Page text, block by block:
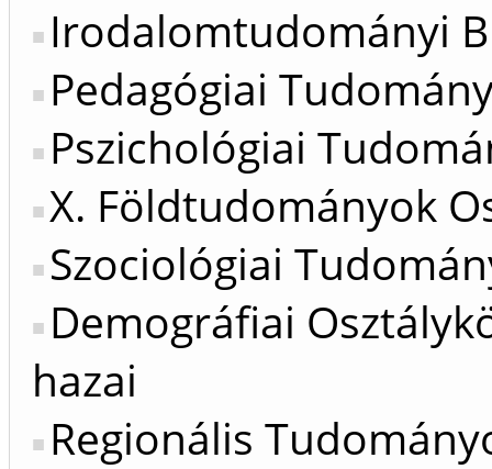
Irodalomtudományi
Pedagógiai
Pszichológiai
X. Földtudományok
Szociológiai
Demográfiai
hazai
Regionális